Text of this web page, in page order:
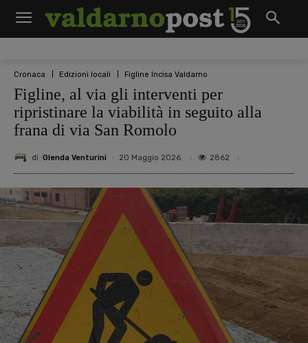
Cronaca Edizioni locali Figline Incisa Valdarno
Figline, al via gli interventi per
ripristinare la viabilità in seguito alla
frana di via San Romolo
di Glenda Venturini 20 Maggio 2026 2862